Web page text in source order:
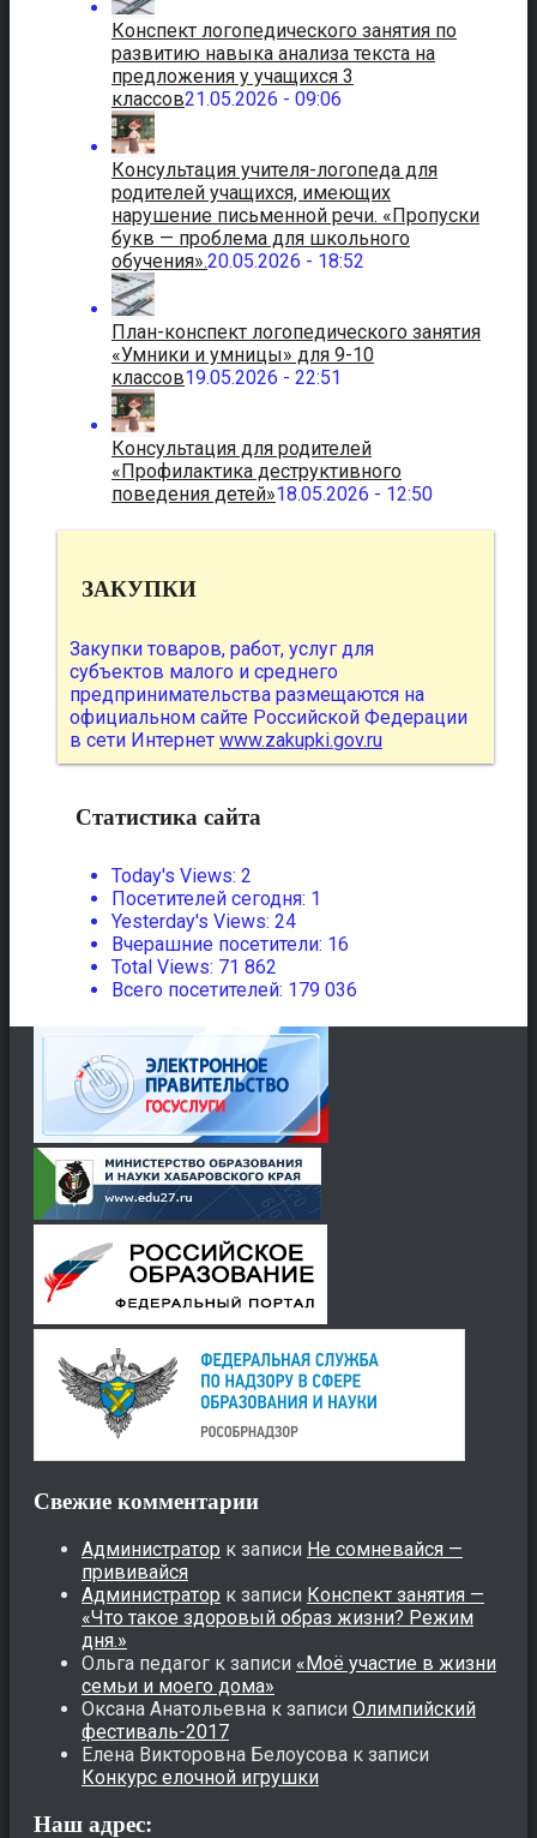
Конспект логопедического занятия по
развитию навыка анализа текста на
предложения у учащихся 3
классов21.05.2026 - 09:06
Консультация учителя-логопеда для
родителей учащихся, имеющих
нарушение письменной речи. «Пропуски
букв — проблема для школьного
обучения».20.05.2026 - 18:52
План-конспект логопедического занятия
«Умники и умницы» для 9-10
классов19.05.2026 - 22:51
Консультация для родителей
«Профилактика деструктивного
поведения детей»18.05.2026 - 12:50
ЗАКУПКИ
Закупки товаров, работ, услуг для
субъектов малого и среднего
предпринимательства размещаются на
официальном сайте Российской Федерации
в сети Интернет www.zakupki.gov.ru
Статистика сайта
Today's Views: 2
Посетителей сегодня: 1
Yesterday's Views: 24
Вчерашние посетители: 16
Total Views: 71 862
Всего посетителей: 179 036
Свежие комментарии
Администратор к записи Не сомневайся —
прививайся
Администратор к записи Конспект занятия —
«Что такое здоровый образ жизни? Режим
дня.»
Ольга педагог к записи «Моё участие в жизни
семьи и моего дома»
Оксана Анатольевна к записи Олимпийский
фестиваль-2017
Елена Викторовна Белоусова к записи
Конкурс елочной игрушки
Наш адрес: